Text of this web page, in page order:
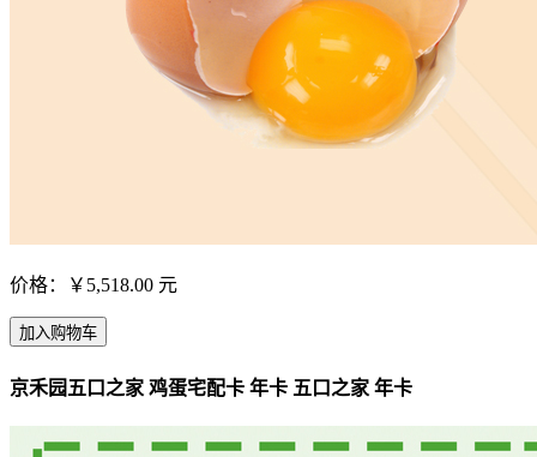
价格：￥5,518.00 元
京禾园五口之家 鸡蛋宅配卡 年卡 五口之家 年卡